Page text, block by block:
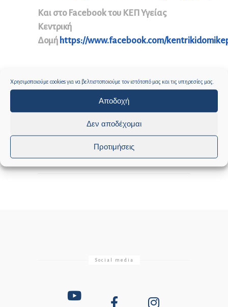
Χρησιμοποιούμε cookies για να βελτιστοποιούμε τον ιστότοπό μας και τις υπηρεσίες μας.
Αποδοχή
Δεν αποδέχομαι
Προτιμήσεις
Και στο Facebook του ΚΕΠ Υγείας
Κεντρική
Δομή https://www.facebook.com/
29 Μαρτίου, 2022
Social media